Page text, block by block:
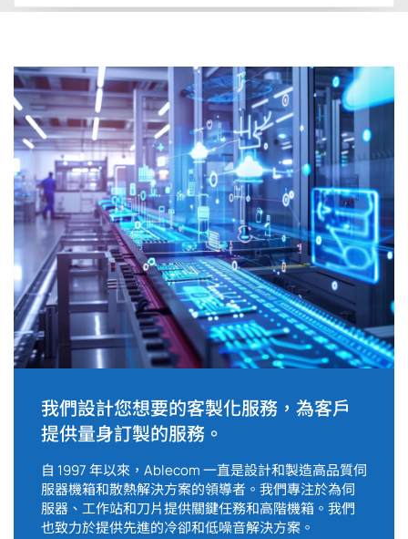
我們設計您想要的客製化服務，為客戶
提供量身訂製的服務。
自 1997 年以來，Ablecom 一直是設計和製造高品質伺
服器機箱和散熱解決方案的領導者。我們專注於為伺
服器、工作站和刀片提供關鍵任務和高階機箱。我們
也致力於提供先進的冷卻和低噪音解決方案。